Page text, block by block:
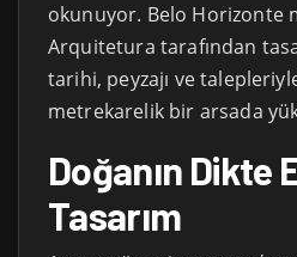
okunuyor. Belo Horizonte
Arquitetura tarafından
tarihi, peyzajı ve
metrekarelik bir arsada
Doğanın Dikte
Tasarım